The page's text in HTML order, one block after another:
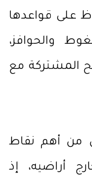
على قواعدها
والحوافز،
المشتركة مع
من أهم نقاط
أراضيه، إذ